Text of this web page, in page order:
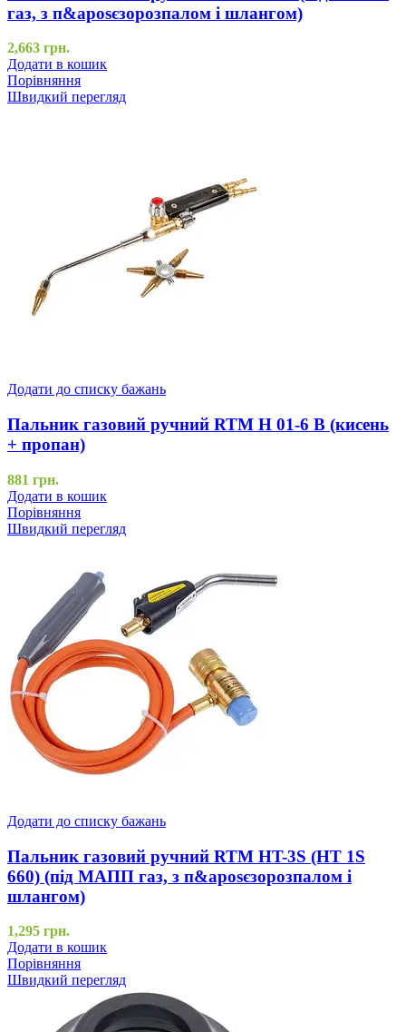
газ, з п&aposєзорозпалом і шлангом)
2,663 грн.
Додати в кошик
Порівняння
Швидкий перегляд
Додати до списку бажань
Пальник газовий ручний RTM H 01-6 B (кисень
+ пропан)
881 грн.
Додати в кошик
Порівняння
Швидкий перегляд
Додати до списку бажань
Пальник газовий ручний RTM HT-3S (НТ 1S
660) (під МАПП газ, з п&aposєзорозпалом і
шлангом)
1,295 грн.
Додати в кошик
Порівняння
Швидкий перегляд